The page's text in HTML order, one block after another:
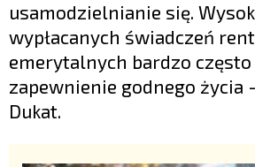
usamodzielnianie się.
wypłacanych świadczeń
emerytalnych bardzo
zapewnienie godnego życia
Dukat.